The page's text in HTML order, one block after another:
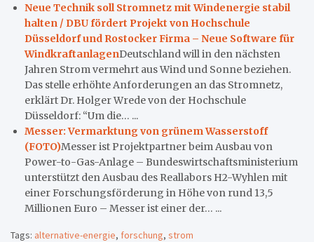
Neue Technik soll Stromnetz mit Windenergie stabil
halten / DBU fördert Projekt von Hochschule
Düsseldorf und Rostocker Firma – Neue Software für
WindkraftanlagenDeutschland will in den nächsten
Jahren Strom vermehrt aus Wind und Sonne beziehen.
Das stelle erhöhte Anforderungen an das Stromnetz,
erklärt Dr. Holger Wrede von der Hochschule
Düsseldorf: “Um die… ...
Messer: Vermarktung von grünem Wasserstoff
(FOTO)Messer ist Projektpartner beim Ausbau von
Power-to-Gas-Anlage – Bundeswirtschaftsministerium
unterstützt den Ausbau des Reallabors H2-Wyhlen mit
einer Forschungsförderung in Höhe von rund 13,5
Millionen Euro – Messer ist einer der… ...
Tags: alternative-energie, forschung, strom